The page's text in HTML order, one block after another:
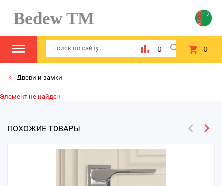
Bedew TM
0 0
Двери и замки
Элемент не найден
ПОХОЖИЕ ТОВАРЫ